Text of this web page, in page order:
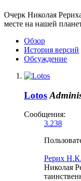
Очерк Николая
месте на нашей
Обзoр
История версий
Обсуждение
Lotos
Сообщения:
3.238
Рерих
Николая